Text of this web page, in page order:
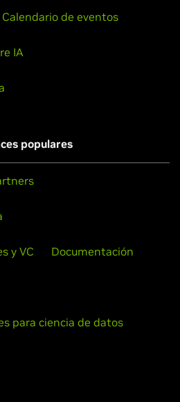
Calendario de eventos
IA
populares
y VC Documentación
para ciencia de datos